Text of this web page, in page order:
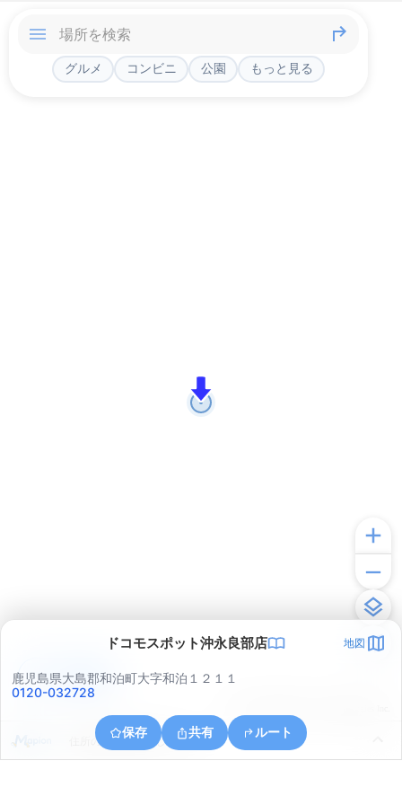
グルメ コンビニ 公園 もっと見る
ドコモスポット沖永良部店 地図
鹿児島県大島郡和泊町大字和泊１２１１
0120-032728
保存 共有 ルート
住所の取得に失敗しました
アプリで見る